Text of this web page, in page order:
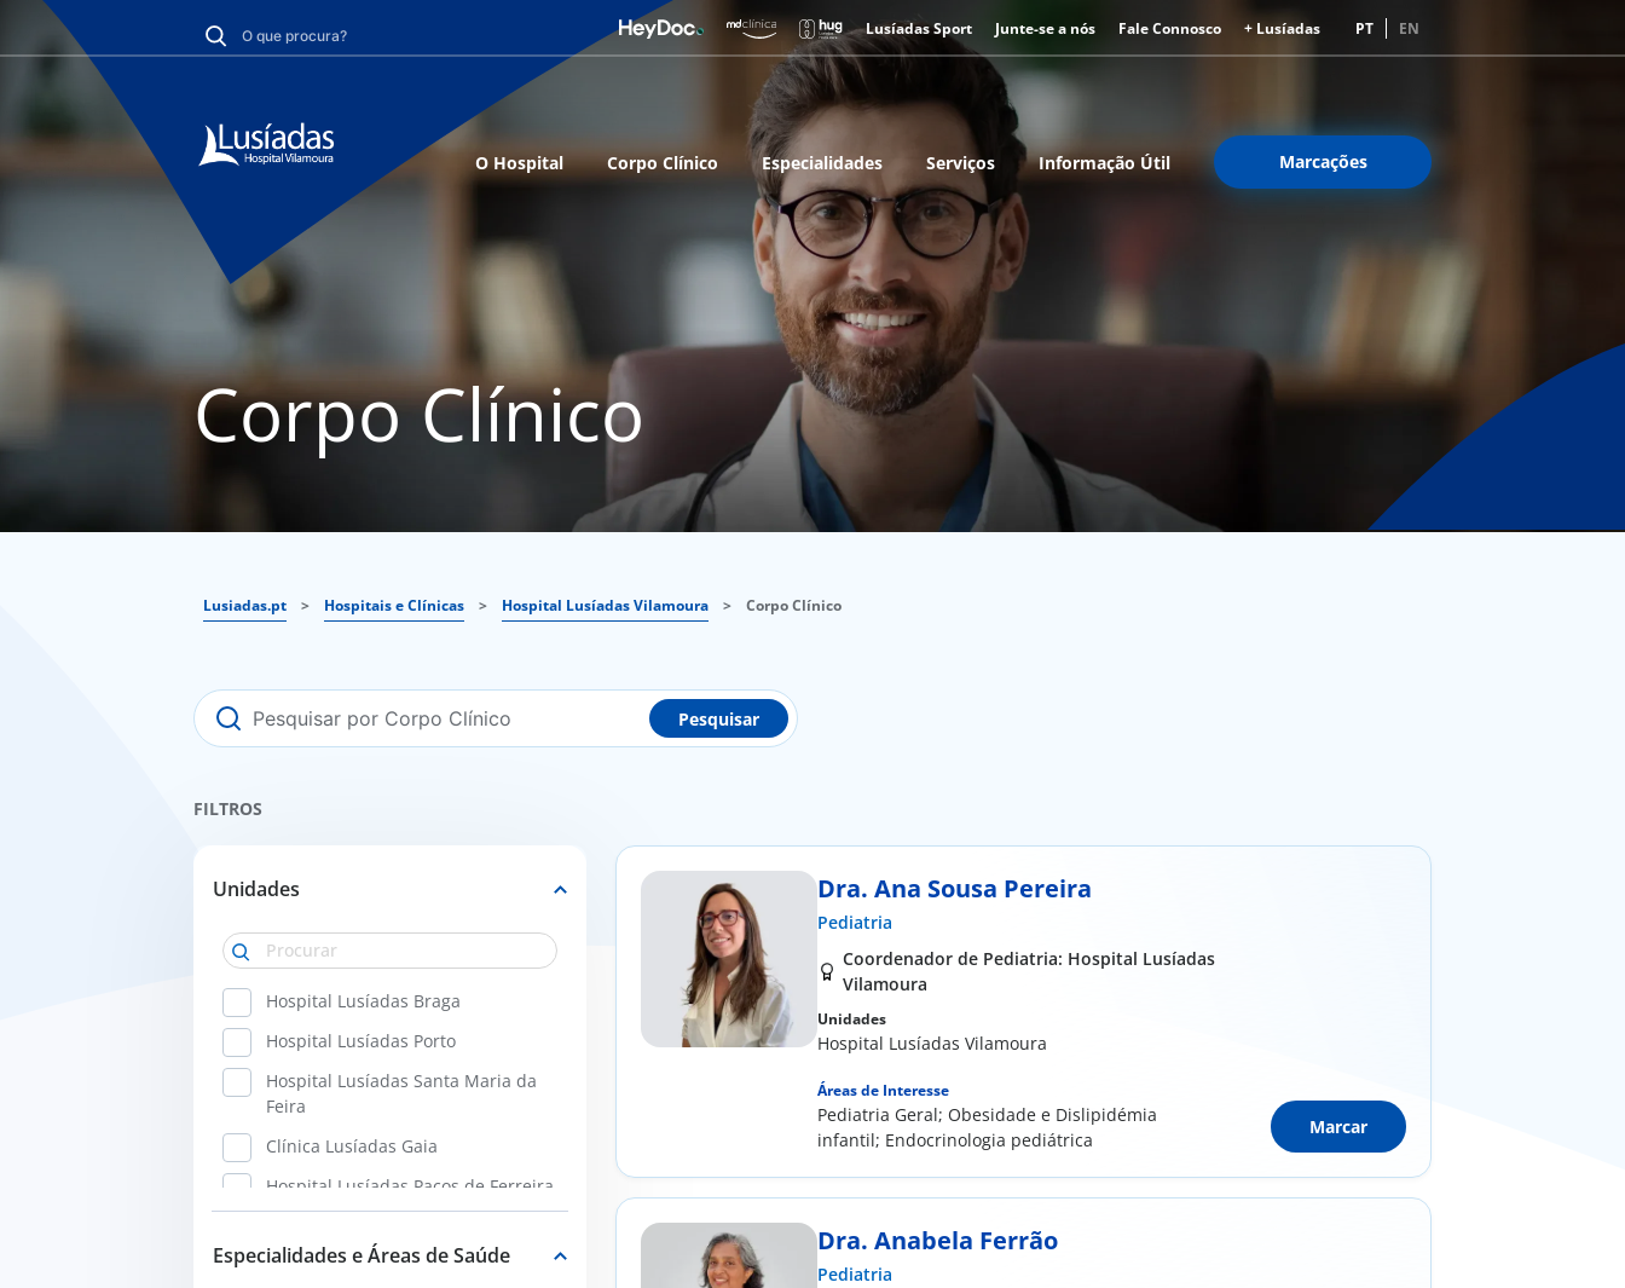
Lusíadas Sport Junte-se a nós Fale Connosco + Lusíadas PT EN
O Hospital Corpo Clínico Especialidades Serviços Informação Útil Marcações
Corpo Clínico
Lusiadas.pt > Hospitais e Clínicas > Hospital Lusíadas Vilamoura > Corpo Clínico
Pesquisar
FILTROS
Unidades
Hospital Lusíadas Braga
Hospital Lusíadas Porto
Hospital Lusíadas Santa Maria da
Feira
Clínica Lusíadas Gaia
Hospital Lusíadas Paços de Ferreira
Hospital Lusíadas Lisboa
Especialidades e Áreas de Saúde
Dra. Ana Sousa Pereira
Pediatria
Coordenador de Pediatria: Hospital Lusíadas
Vilamoura
Unidades
Hospital Lusíadas Vilamoura
Áreas de Interesse
Pediatria Geral; Obesidade e Dislipidémia
infantil; Endocrinologia pediátrica
Marcar
Dra. Anabela Ferrão
Pediatria